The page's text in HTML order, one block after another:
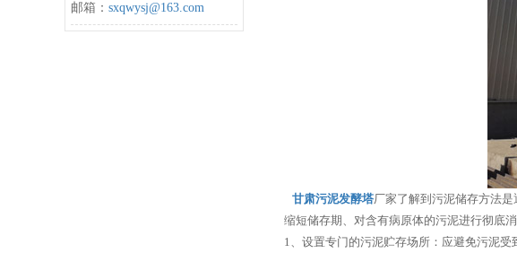
邮箱： sxqwysj@163.com
甘肃污泥发酵塔厂家了解到污泥储存方法
缩短储存期、对含有病原体的污泥进行彻底
1、设置专门的污泥贮存场所：应避免污泥